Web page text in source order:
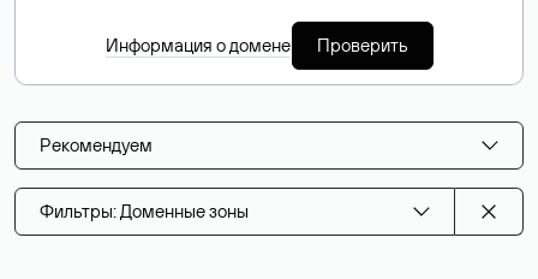
Информация о домене Проверить
Рекомендуем
Фильтры: Доменные зоны